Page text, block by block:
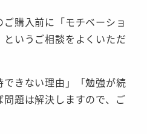
購入前に「モチベーショ
いうご相談をよくいただ
できない理由」「勉強が続
題は解決しますので、ご